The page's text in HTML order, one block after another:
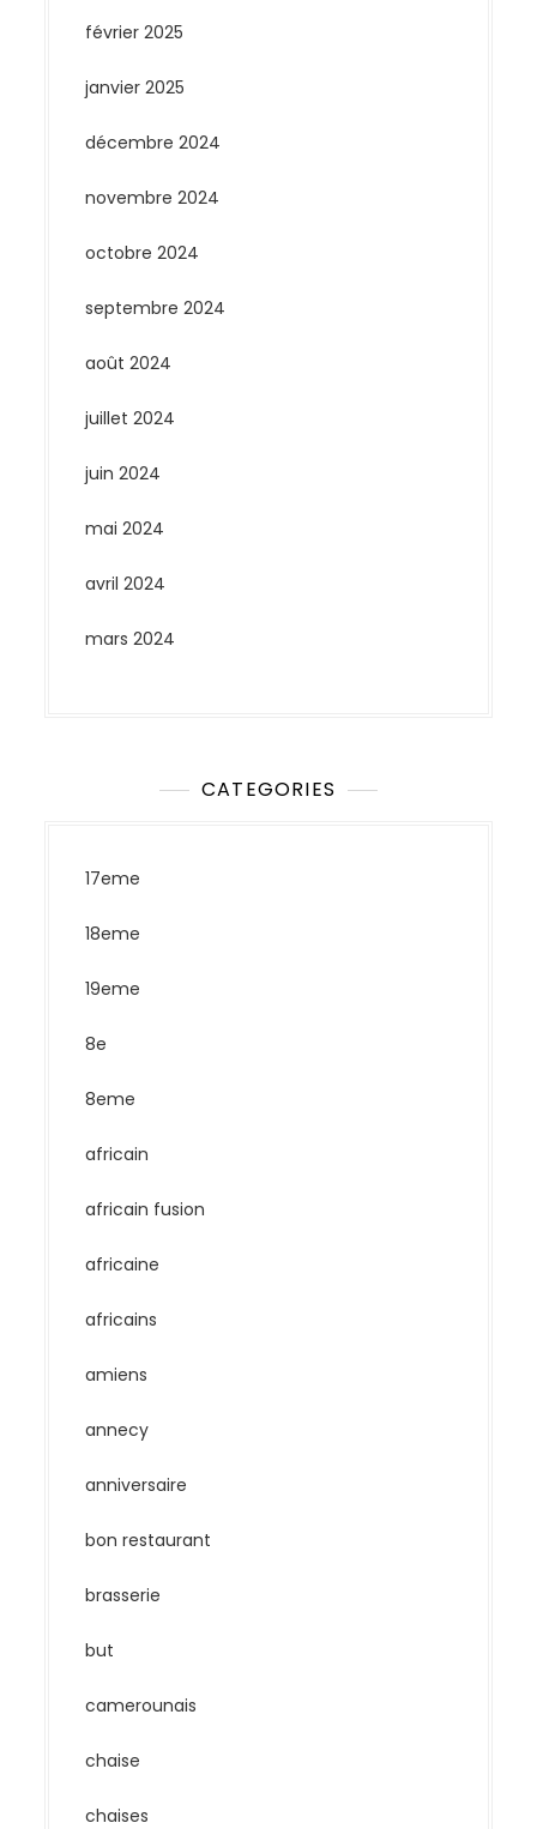
février 2025
janvier 2025
décembre 2024
novembre 2024
octobre 2024
septembre 2024
août 2024
juillet 2024
juin 2024
mai 2024
avril 2024
mars 2024
CATEGORIES
17eme
18eme
19eme
8e
8eme
africain
africain fusion
africaine
africains
amiens
annecy
anniversaire
bon restaurant
brasserie
but
camerounais
chaise
chaises